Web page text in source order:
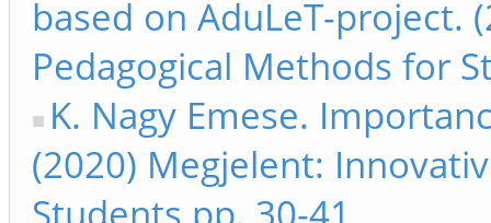
based on AduLeT-project.
Pedagogical Methods for
K. Nagy Emese.
(2020) Megjelent: